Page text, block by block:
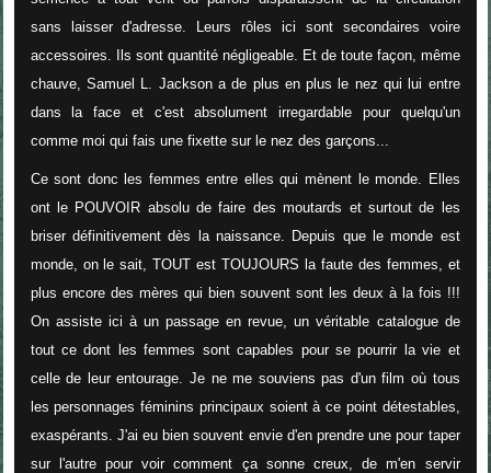
sans laisser d'adresse. Leurs rôles ici sont secondaires voire
accessoires. Ils sont quantité négligeable. Et de toute façon, même
chauve, Samuel L. Jackson a de plus en plus le nez qui lui entre
dans la face et c'est absolument irregardable pour quelqu'un
comme moi qui fais une fixette sur le nez des garçons...
Ce sont donc les femmes entre elles qui mènent le monde. Elles
ont le POUVOIR absolu de faire des moutards et surtout de les
briser définitivement dès la naissance. Depuis que le monde est
monde, on le sait, TOUT est TOUJOURS la faute des femmes, et
plus encore des mères qui bien souvent sont les deux à la fois !!!
On assiste ici à un passage en revue, un véritable catalogue de
tout ce dont les femmes sont capables pour se pourrir la vie et
celle de leur entourage. Je ne me souviens pas d'un film où tous
les personnages féminins principaux soient à ce point détestables,
exaspérants. J'ai eu bien souvent envie d'en prendre une pour taper
sur l'autre pour voir comment ça sonne creux, de m'en servir